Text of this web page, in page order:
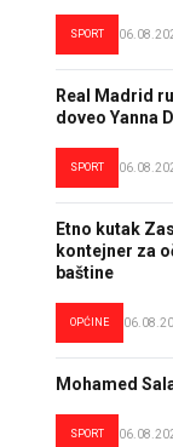
SPORT
Real Madrid
doveo Yanna
SPORT
Etno kutak
kontejner za
baštine
OPĆINE
Mohamed
SPORT